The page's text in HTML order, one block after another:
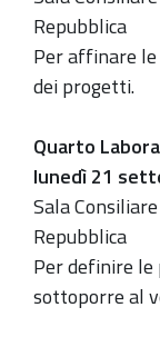
Repubblica
Per affinare
dei progetti.
Quarto
lunedì 21
Sala
Repubblica
Per definire
sottoporre al